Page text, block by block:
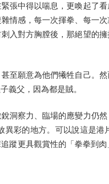
中得以喘息，更喚起了看
情感，每一次揮拳、每一
入對方胸膛後，那絕望的
願意為他們犧牲自己。然
義父，因為都是賊。
察力、臨場的應變力仍然
彩的地方。可以說這是
蹤更具觀賞性的「拳拳到